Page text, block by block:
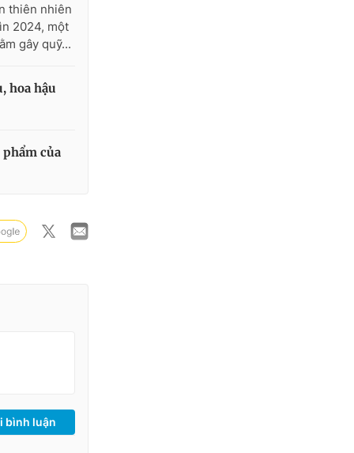
thiên nhiên
2024, một
gây quỹ...
hoa hậu
của
bình luận